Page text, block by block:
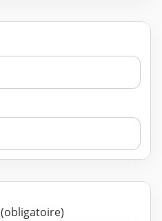
Texte de votre message (obligatoire)